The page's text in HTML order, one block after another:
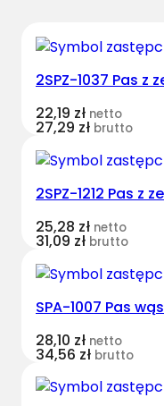
2SPZ-1037 Pas z
22,19 zł netto
27,29 zł brutto
2SPZ-1212 Pas z
25,28 zł netto
31,09 zł brutto
SPA-1007 Pas
28,10 zł netto
34,56 zł brutto